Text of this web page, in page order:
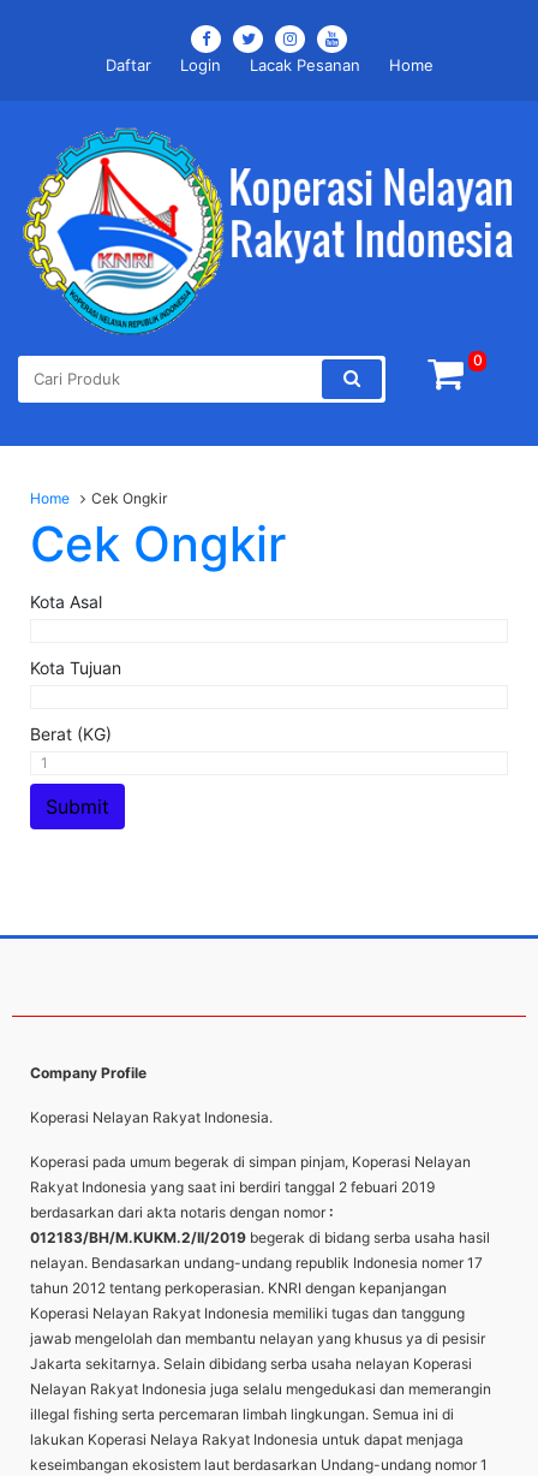
Daftar Login Lacak Pesanan Home
0
Home Cek Ongkir
Cek Ongkir
Kota Asal
Kota Tujuan
Berat (KG)
Company Profile
Koperasi Nelayan Rakyat Indonesia.
Koperasi pada umum begerak di simpan pinjam, Koperasi Nelayan
Rakyat Indonesia yang saat ini berdiri tanggal 2 febuari 2019
berdasarkan dari akta notaris dengan nomor:
012183/BH/M.KUKM.2/II/2019 begerak di bidang serba usaha hasil
nelayan. Bendasarkan undang-undang republik Indonesia nomer 17
tahun 2012 tentang perkoperasian. KNRI dengan kepanjangan
Koperasi Nelayan Rakyat Indonesia memiliki tugas dan tanggung
jawab mengelolah dan membantu nelayan yang khusus ya di pesisir
Jakarta sekitarnya. Selain dibidang serba usaha nelayan Koperasi
Nelayan Rakyat Indonesia juga selalu mengedukasi dan memerangin
illegal fishing serta percemaran limbah lingkungan. Semua ini di
lakukan Koperasi Nelaya Rakyat Indonesia untuk dapat menjaga
keseimbangan ekosistem laut berdasarkan Undang-undang nomor 1